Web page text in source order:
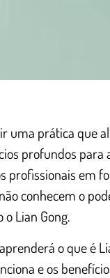
uma prática que
profundos para
profissionais em
conhecem o
Lian Gong.
o que é
e os